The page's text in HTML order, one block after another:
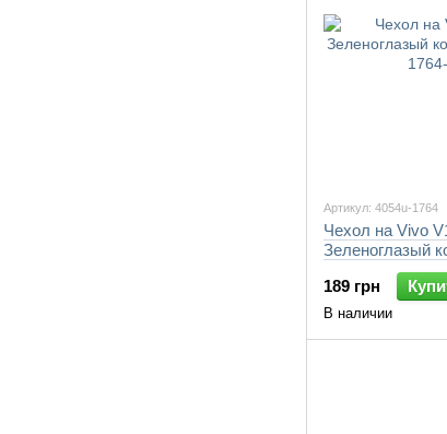
Артикул: 4054u-1764
Чехол на Vivo
Зеленоглазый
"4054u-1764-
189 грн
В наличии